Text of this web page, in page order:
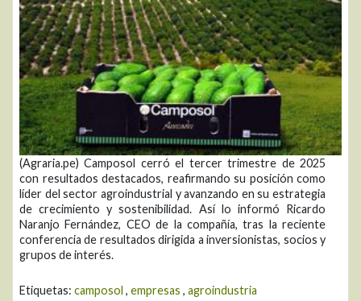
(Agraria.pe) Camposol cerró el tercer trimestre de 2025
con resultados destacados, reafirmando su posición como
líder del sector agroindustrial y avanzando en su estrategia
de crecimiento y sostenibilidad. Así lo informó Ricardo
Naranjo Fernández, CEO de la compañía, tras la reciente
conferencia de resultados dirigida a inversionistas, socios y
grupos de interés.
Etiquetas: camposol , empresas , agroindustria